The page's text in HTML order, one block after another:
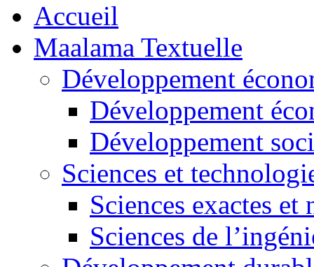
Accueil
Maalama Textuelle
Développement
Développement
Développement
Sciences et
Sciences exactes et
Sciences de